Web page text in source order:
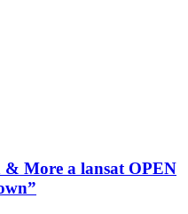
& More a lansat OPEN